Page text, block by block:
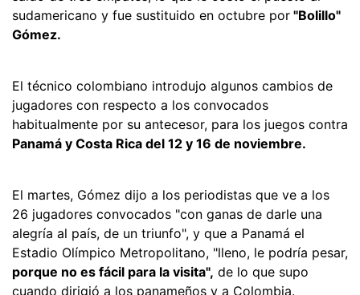
sudamericano y fue sustituido en octubre por "Bolillo"
Gómez.
El técnico colombiano introdujo algunos cambios de
jugadores con respecto a los convocados
habitualmente por su antecesor, para los juegos contra
Panamá y Costa Rica del 12 y 16 de noviembre.
El martes, Gómez dijo a los periodistas que ve a los
26 jugadores convocados "con ganas de darle una
alegría al país, de un triunfo", y que a Panamá el
Estadio Olímpico Metropolitano, "lleno, le podría pesar,
porque no es fácil para la visita", de lo que supo
cuando dirigió a los panameños y a Colombia.